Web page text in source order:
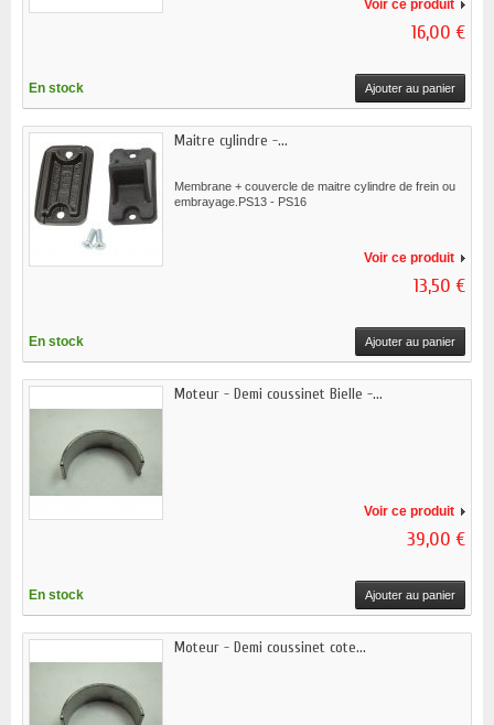
Voir ce produit
16,00 €
En stock Ajouter au panier
Maitre cylindre -...
Membrane + couvercle de maitre cylindre de frein ou
embrayage.PS13 - PS16
Voir ce produit
13,50 €
En stock Ajouter au panier
Moteur - Demi coussinet Bielle -...
Voir ce produit
39,00 €
En stock Ajouter au panier
Moteur - Demi coussinet cote...